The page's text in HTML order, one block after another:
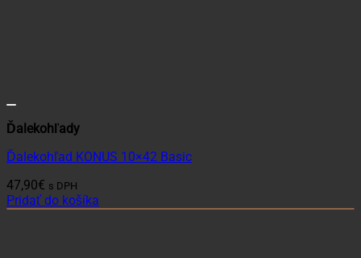
Ďalekohľady
Ďalekohľad KONUS 10×42 Basic
47,90€ s DPH
Pridať do košíka